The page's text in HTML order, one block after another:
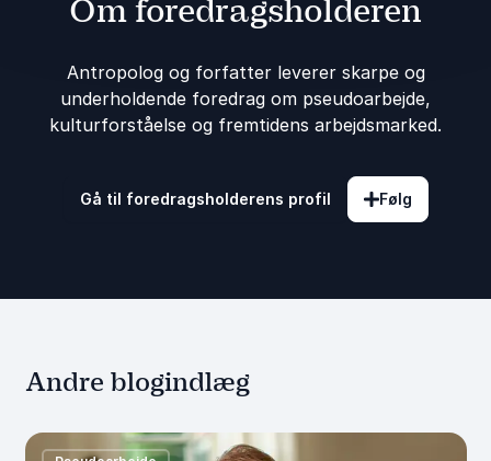
Om foredragsholderen
Antropolog og forfatter leverer skarpe og
underholdende foredrag om pseudoarbejde,
kulturforståelse og fremtidens arbejdsmarked.
Gå til foredragsholderens profil Følg
Andre blogindlæg